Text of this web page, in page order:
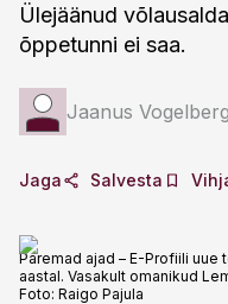
Ülejäänud
õppetunni ei saa.
Jaanus Vogelberg
Jaga Salvesta
Paremad ajad – E-Profiili uue
aastal. Vasakult omanikud
Foto: Raigo Pajula